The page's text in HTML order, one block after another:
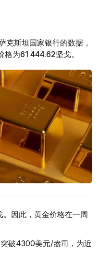
克斯坦国家银行的数据，
为61 444.62坚戈。
因此，黄金价格在一周
破4300美元/盎司，为近